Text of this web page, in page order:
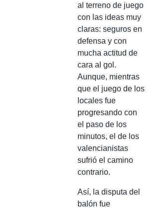
al terreno de juego
con las ideas muy
claras: seguros en
defensa y con
mucha actitud de
cara al gol.
Aunque, mientras
que el juego de los
locales fue
progresando con
el paso de los
minutos, el de los
valencianistas
sufrió el camino
contrario.
Así, la disputa del
balón fue